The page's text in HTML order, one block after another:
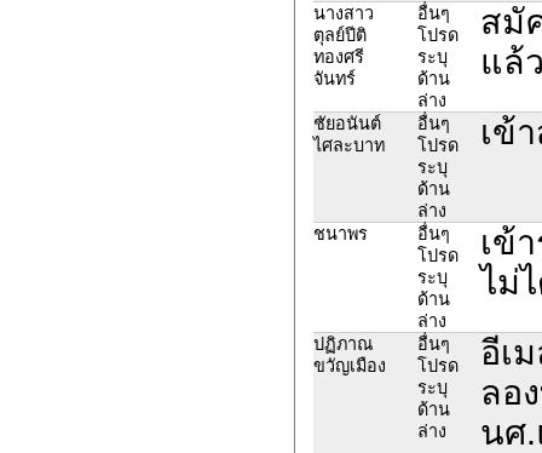
นางสาว​
ตุลย์​ปีติ​
ทอง​ศรี​
จันทร์​
อื่นๆ
โปรด
ระบุ
ด้าน
ล่าง
สมั
แล้
ชัยอนันต์​
ไศละบาท​
อื่นๆ
โปรด
ระบุ
ด้าน
ล่าง
เข้
ชนาพร
อื่นๆ
โปรด
ระบุ
ด้าน
ล่าง
เข้
ไม่
ปฏิภาณ
ขวัญเมือง
อื่นๆ
โปรด
ระบุ
ด้าน
ล่าง
อีเ
ลอ
นศ